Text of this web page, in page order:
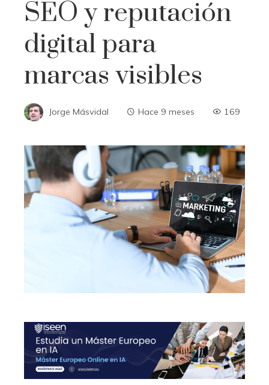
SEO y reputación
digital para
marcas visibles
Jorge Másvidal Hace 9 meses 169